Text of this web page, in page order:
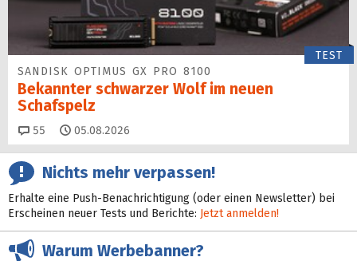
TEST
SANDISK OPTIMUS GX PRO 8100
Bekannter schwarzer Wolf im neuen
Schafspelz
55 Kommentare
05.08.2026
Nichts mehr verpassen!
Erhalte eine Push-Benachrichtigung (oder einen Newsletter) bei
Erscheinen neuer Tests und Berichte: Jetzt anmelden!
Warum Werbebanner?